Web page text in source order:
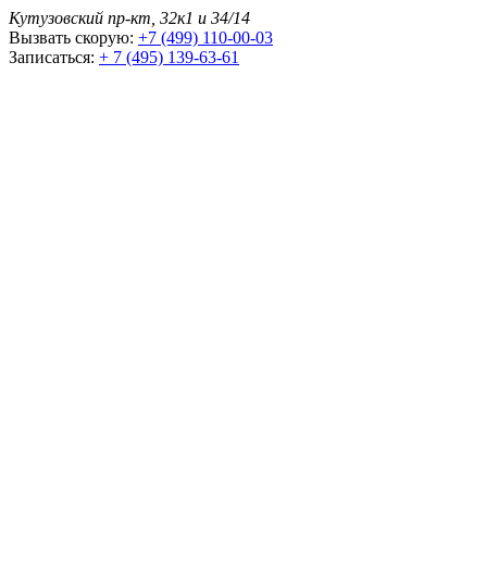
Кутузовский пр-кт, 32к1 и 34/14
Вызвать скорую: +7 (499) 110-00-03
Записаться: + 7 (495) 139-63-61